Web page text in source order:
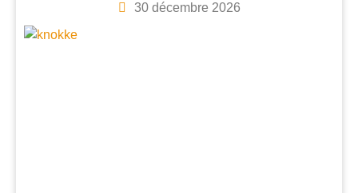
30 décembre 2026